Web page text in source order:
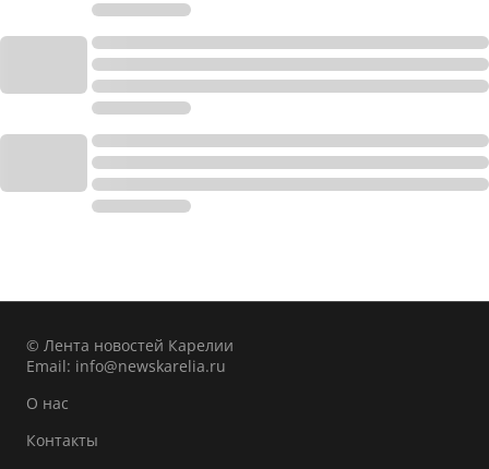
© Лента новостей Карелии
Email: info@newskarelia.ru
О нас
Контакты